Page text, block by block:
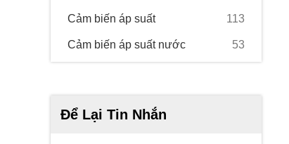
Cảm biến áp suất 113
Cảm biến áp suất nước 53
Để Lại Tin Nhắn